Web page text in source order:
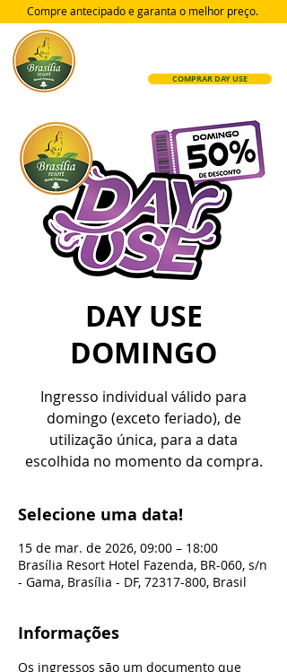
COMPRAR DAY USE
Compre antecipado e garanta o melhor preço.
DAY USE
DOMINGO
Ingresso individual válido para
domingo (exceto feriado), de
utilização única, para a data
escolhida no momento da compra.
Selecione uma data!
15 de mar. de 2026, 09:00 – 18:00
Brasília Resort Hotel Fazenda, BR-060, s/n
- Gama, Brasília - DF, 72317-800, Brasil
Informações
Os ingressos são um documento que